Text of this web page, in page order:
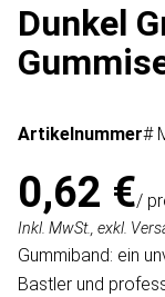
Dunkel
Artikelnummer#
0,62 €/
Inkl. MwSt., exkl.
Gummiband: ein
Bastler und